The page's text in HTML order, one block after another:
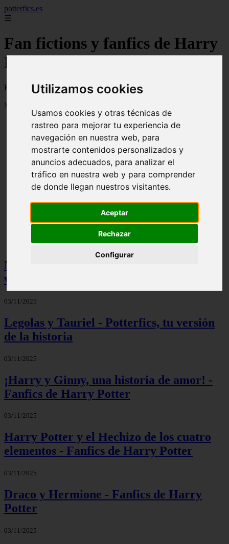
Utilizamos cookies
Usamos cookies y otras técnicas de
rastreo para mejorar tu experiencia de
navegación en nuestra web, para
mostrarte contenidos personalizados y
anuncios adecuados, para analizar el
tráfico en nuestra web y para comprender
de donde llegan nuestros visitantes.
Aceptar
Rechazar
Configurar
potterfics.es
☰
Fan fictions y fanfics de Harry
Potter en Español
Fan fictions y fanfics de Harry Potter en Español
Mostrando 1 - 24 de 3915 artículos
Otra vez - Potterfics, tu versión de la historia
Mis palabras favoritas - Potterfics, tu
versión de la historia
03/11/2025
Legolas y Tauriel - Potterfics, tu versión
de la historia
03/11/2025
¡Harry y Ginny, una historia de amor! -
Fanfics de Harry Potter
03/11/2025
Harry Potter y el Hechizo de los cuatro
elementos - Fanfics de Harry Potter
03/11/2025
Draco y Hermione - Fanfics de Harry
Potter
03/11/2025